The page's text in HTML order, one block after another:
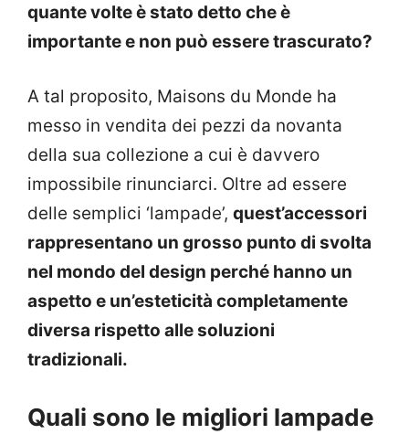
quante volte è stato detto che è
importante e non può essere trascurato?
A tal proposito, Maisons du Monde ha
messo in vendita dei pezzi da novanta
della sua collezione a cui è davvero
impossibile rinunciarci. Oltre ad essere
delle semplici ‘lampade’, quest’accessori
rappresentano un grosso punto di svolta
nel mondo del design perché hanno un
aspetto e un’esteticità completamente
diversa rispetto alle soluzioni
tradizionali.
Quali sono le migliori lampade